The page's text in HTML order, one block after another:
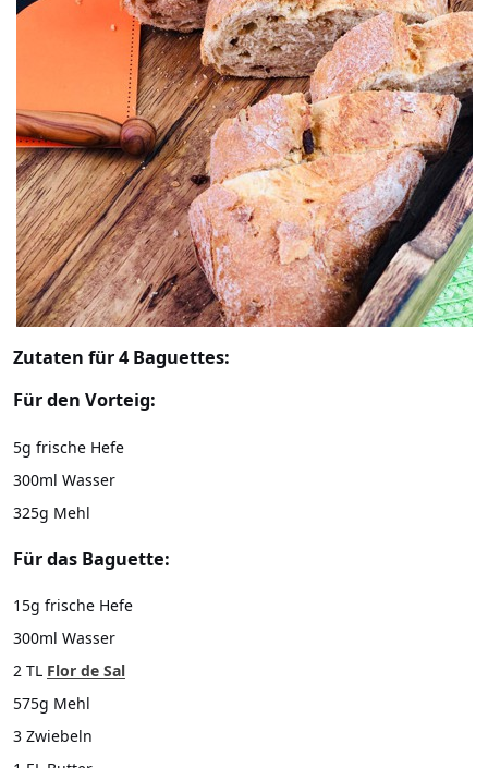
Zutaten für 4 Baguettes:
Für den Vorteig:
5g frische Hefe
300ml Wasser
325g Mehl
Für das Baguette:
15g frische Hefe
300ml Wasser
2 TL Flor de Sal
575g Mehl
3 Zwiebeln